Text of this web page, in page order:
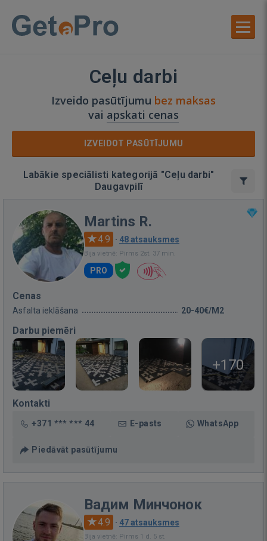
Ceļu darbi
Izveido pasūtījumu bez maksas
vai apskati cenas
IZVEIDOT PASŪTĪJUMU
Labākie speciālisti kategorijā "Ceļu darbi"
Daugavpilī
Martins R.
4.9 · 48 atsauksmes
Bija vietnē: Pirms 2st. 37 min.
PRO
Cenas
Asfalta ieklāšana 20-40€/M2
Darbu piemēri
+170
Kontakti
+371 *** *** 44 E-pasts WhatsApp
Piedāvāt pasūtījumu
Вадим Минчонок
4.9 · 47 atsauksmes
Bija vietnē: Pirms 1 d. 5 st.